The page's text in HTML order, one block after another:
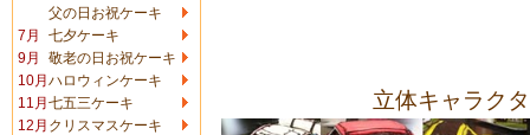
父の日お祝ケーキ
7月
七夕ケーキ
9月
敬老の日お祝ケーキ
10月 ハロウィンケーキ
11月 七五三ケーキ
12月 クリスマスケーキ
立体キャラク